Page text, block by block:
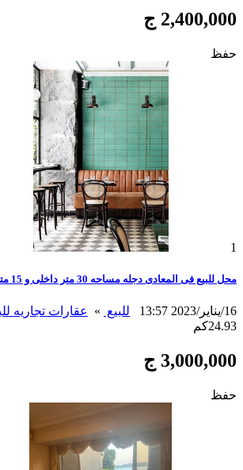
2,400,000 ج
حفظ
1
محل للبيع فى المعادى دجله مساحه 30 متر داخلى و 15 متر خارجى متاجر لبرا...
16/يناير/2023 13:57 للبيع » عقارات تجاريه
24.93كم
3,000,000 ج
حفظ